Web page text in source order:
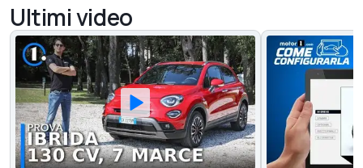
Ultimi video